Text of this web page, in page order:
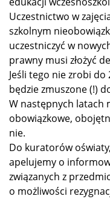
Uczestnictwo w
szkolnym
uczestniczyć w
prawny musi złożyć
Jeśli tego nie zrobi
będzie zmuszone (!)
W następnych latach
obowiązkowe,
nie.
Do kuratorów
apelujemy o
związanych z
o możliwości